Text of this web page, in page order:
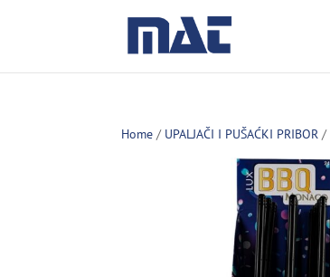
Home / UPALJAČI I PUŠAĆKI PRIBOR /